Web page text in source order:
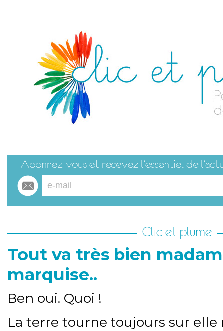
Clic et plume
Tout va très bien
marquise..
Ben oui. Quoi !
La terre tourne toujours sur elle